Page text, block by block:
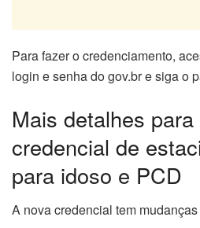
Para fazer o credenciamento,
login e senha do gov.br e siga o
Mais detalhes
credencial de
para idoso e PCD
A nova credencial tem